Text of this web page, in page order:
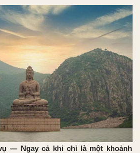
— Ngay cả khi chỉ là một khoảnh